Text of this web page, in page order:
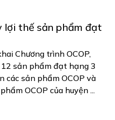
lợi thế sản phẩm đạt
Chương trình OCOP,
12 sản phẩm đạt hạng 3
các sản phẩm OCOP và
OCOP của huyện ...